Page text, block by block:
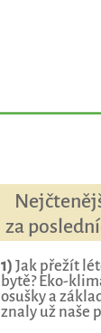
za
1) Jak přežít
bytě? Eko-
osušky a
znaly už naše